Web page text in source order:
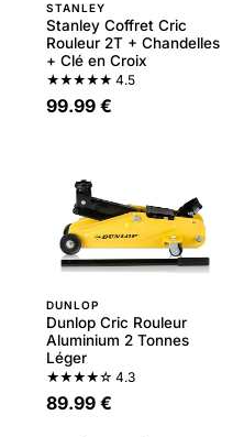
STANLEY
Stanley Coffret Cric
Rouleur 2T + Chandelles
+ Clé en Croix
★★★★★ 4.5
99.99 €
DUNLOP
Dunlop Cric Rouleur
Aluminium 2 Tonnes
Léger
★★★★☆ 4.3
89.99 €